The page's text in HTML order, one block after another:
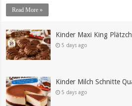
Read More »
Kinder Maxi King
5 days ago
Kinder Milch Schnitte
5 days ago